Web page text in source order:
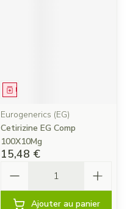
Médicament
Eurogenerics (EG)
Cetirizine EG Comp
100X10Mg
15,48 €
Ajouter au panier